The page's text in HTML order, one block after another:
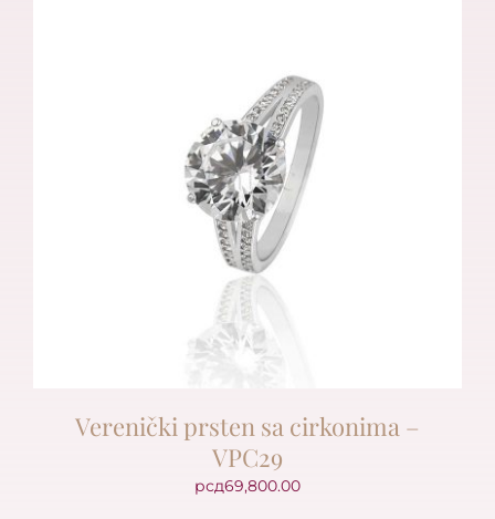
Verenički prsten sa cirkonima –
VPC29
рсд69,800.00